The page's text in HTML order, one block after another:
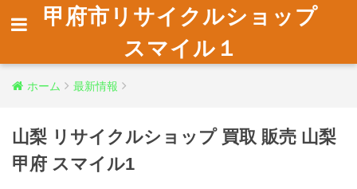
甲府市リサイクルショップ
スマイル１
ホーム 最新情報
山梨 リサイクルショップ 買取 販売 山梨
甲府 スマイル1